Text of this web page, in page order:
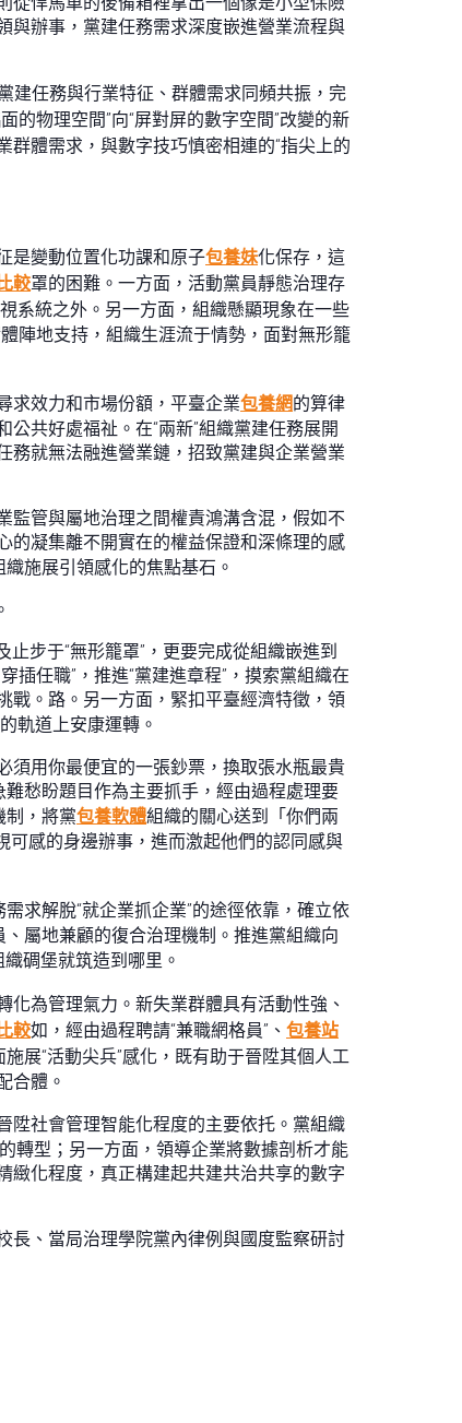
與辦事，黨建任務需求深度嵌進營業流程與
建任務與行業特征、群體需求同頻共振，完
的物理空間”向“屏對屏的數字空間”改變的新
體需求，與數字技巧慎密相連的“指尖上的
是變動位置化功課和原子包養妹化保存，這
較罩的困難。一方面，活動黨員靜態治理存
系統之外。另一方面，組織懸顯現象在一些
陣地支持，組織生涯流于情勢，面對無形籠
求效力和市場份額，平臺企業包養網的算律
共好處福祉。在“兩新”組織黨建任務展開
務就無法融進營業鏈，招致黨建與企業營業
監管與屬地治理之間權責鴻溝含混，假如不
的凝集離不開實在的權益保證和深條理的感
施展引領感化的焦點基石。
步于“無形籠罩”，更要完成從組織嵌進到
任職”，推進“黨建進章程”，摸索黨組織在
戰。路。另一方面，緊扣平臺經濟特徵，領
軌道上安康運轉。
須用你最便宜的一張鈔票，換取張水瓶最貴
愁盼題目作為主要抓手，經由過程處理要
制，將黨包養軟體組織的關心送到「你們兩
感的身邊辦事，進而激起他們的認同感與
求解脫“就企業抓企業”的途徑依靠，確立依
屬地兼顧的復合治理機制。推進黨組織向
碉堡就筑造到哪里。
為管理氣力。新失業群體具有活動性強、
較如，經由過程聘請“兼職網格員”、 包養站
展“活動尖兵”感化，既有助于晉陞其個人工
合體。
陞社會管理智能化程度的主要依托。黨組織
轉型；另一方面，領導企業將數據剖析才能
緻化程度，真正構建起共建共治共享的數字
長、當局治理學院黨內律例與國度監察研討